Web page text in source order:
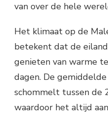
van over de hele
Het klimaat op de
betekent dat de
genieten van warme
dagen. De
schommelt tussen de
waardoor het altijd